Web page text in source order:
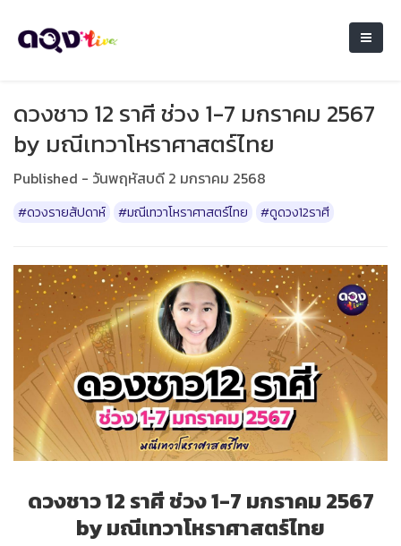
ดวงชาว 12 ราศี ช่วง 1-7 มกราคม 2567
by มณีเทวาโหราศาสตร์ไทย
Published - วันพฤหัสบดี 2 มกราคม 2568
#ดวงรายสัปดาห์ #มณีเทวาโหราศาสตร์ไทย #ดูดวง12ราศี
ดวงชาว 12 ราศี ช่วง 1-7 มกราคม 2567
by มณีเทวาโหราศาสตร์ไทย